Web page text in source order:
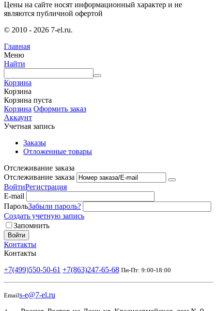
Цены на сайте носят информационный характер и не
являются публичной офертой
© 2010 - 2026 7-el.ru.
Главная
Меню
Найти
Корзина
Корзина
Корзина пуста
Корзина Оформить заказ
Аккаунт
Учетная запись
Заказы
Отложенные товары
Отслеживание заказа
Отслеживание заказа
ВойтиРегистрация
E-mail
ПарольЗабыли пароль?
Создать учетную запись
Запомнить
Войти
Контакты
Контакты
+7(499)550-50-61 +7(863)247-65-68 Пн-Пт: 9:00-18:00
Emails-e@7-el.ru